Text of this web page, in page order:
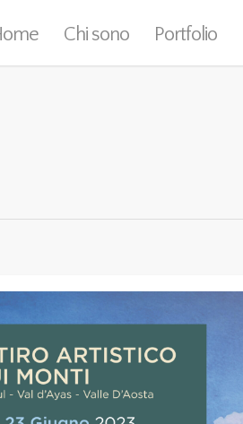
Chi sono Portfolio